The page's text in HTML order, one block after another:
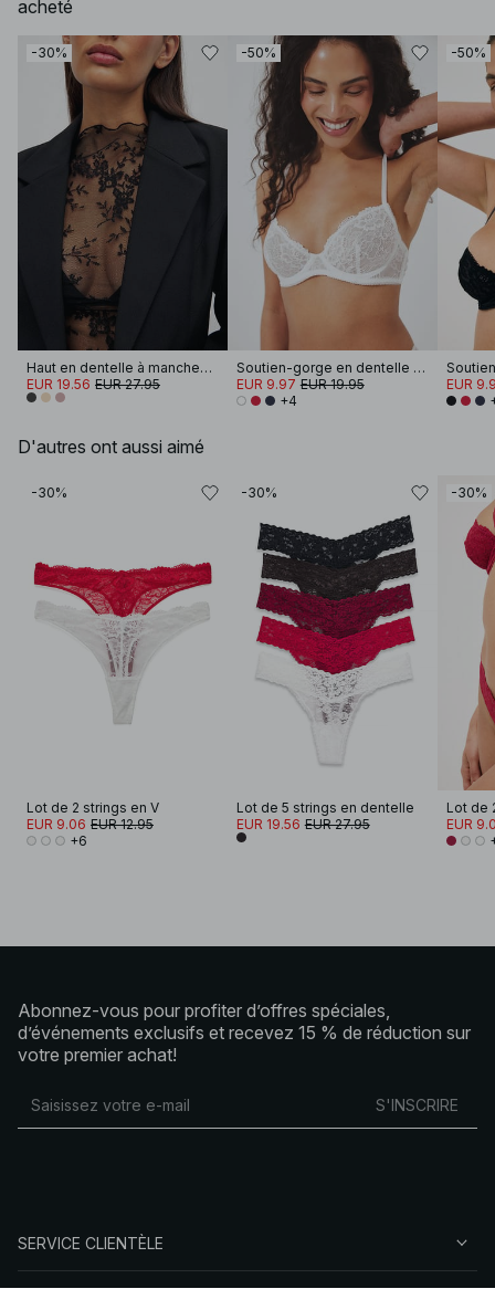
acheté
-30%
Haut en dentelle à manches longues
EUR 19.56 EUR 27.95
-50%
Soutien-gorge en dentelle à armatures
EUR 9.97 EUR 19.95
+4
-50%
EUR
D'autres ont aussi aimé
-30%
Lot de 2 strings en V
EUR 9.06 EUR 12.95
+6
-30%
Lot de 5 strings en dentelle
EUR 19.56 EUR 27.95
-30%
Lot de
EUR
Abonnez-vous pour profiter d’offres spéciales,
d’événements exclusifs et recevez 15 % de réduction sur
votre premier achat!
S'INSCRIRE
SERVICE CLIENTÈLE